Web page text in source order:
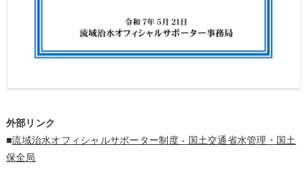
外部リンク
■流域治水オフィシャルサポーター制度 - 国土交通省水管理・国土
保全局